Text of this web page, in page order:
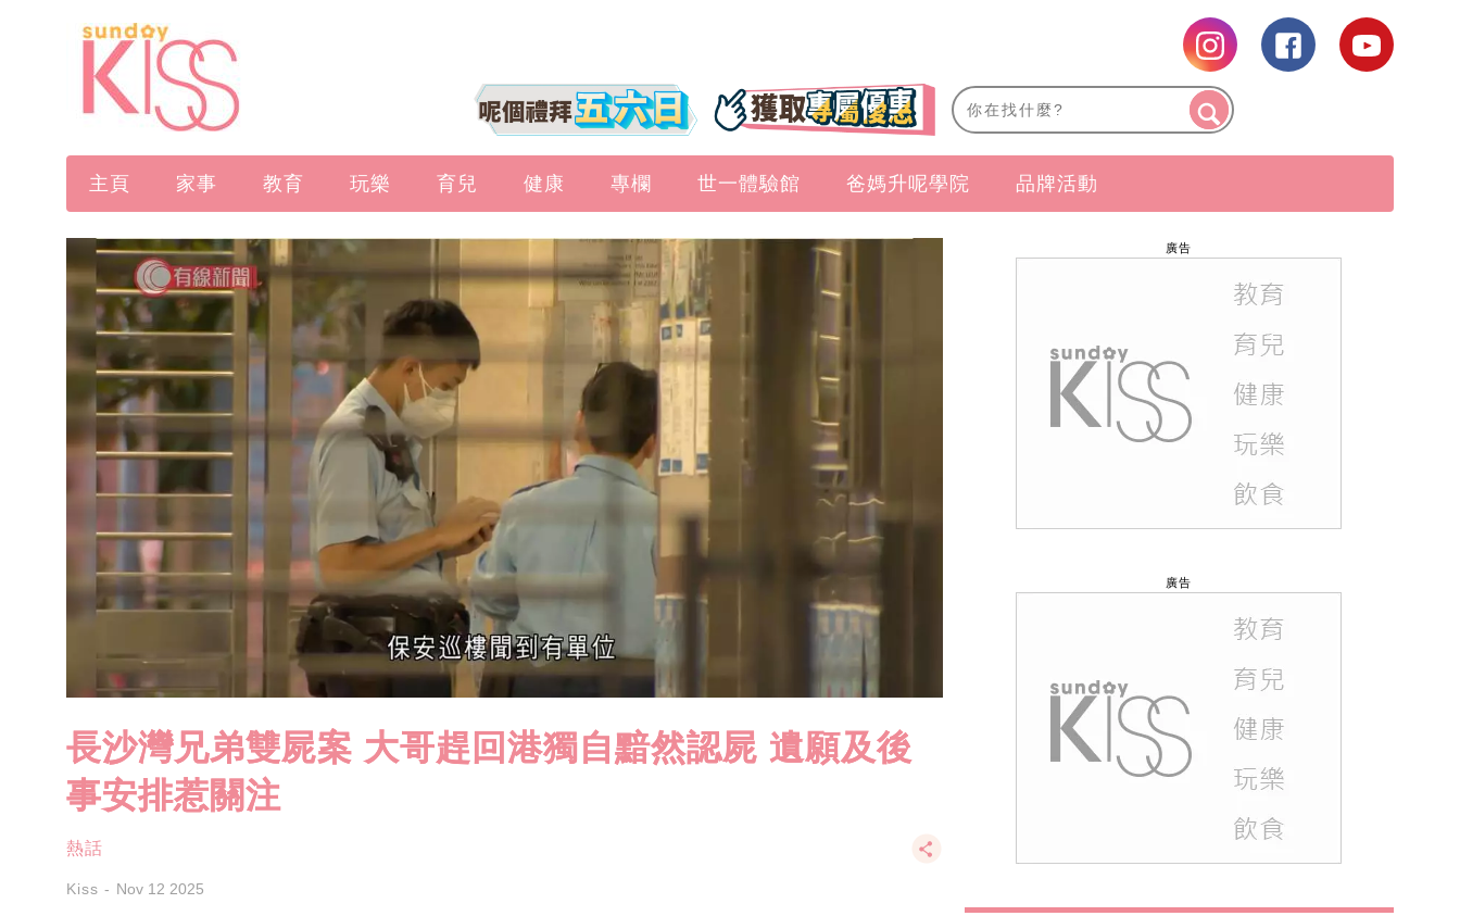
主頁 家事 教育 玩樂 育兒 健康 專欄 世一體驗館 爸媽升呢學院 品牌活動
長沙灣兄弟雙屍案 大哥趕回港獨自黯然認屍 遺願及後
事安排惹關注
熱話
Kiss Nov 12 2025
廣告
廣告